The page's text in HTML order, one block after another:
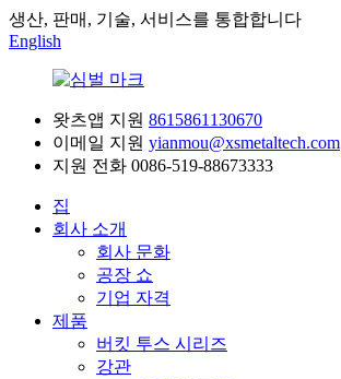
생산, 판매, 기술, 서비스를 통합합니다
English
왓츠앱 지원 8615861130670
이메일 지원 yianmou@xsmetaltech.com
지원 전화 0086-519-88673333
집
회사 소개
회사 문화
공장 쇼
기업 자격
제품
버킷 투스 시리즈
강관